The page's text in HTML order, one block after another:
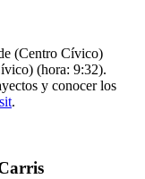
(Centro Cívico)
(hora: 9:32).
y conocer los
.